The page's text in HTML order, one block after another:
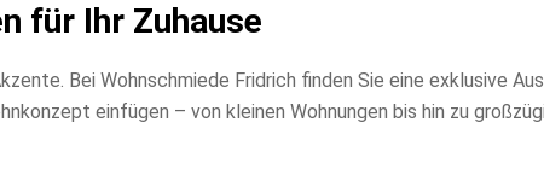
für Ihr Zuhause
Bei Wohnschmiede Fridrich finden Sie eine exklusive
einfügen – von kleinen Wohnungen bis hin zu